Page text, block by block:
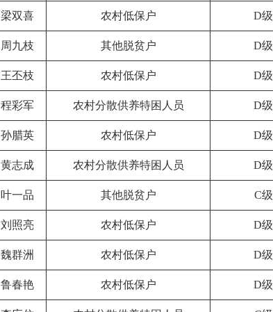
梁双喜 农村低保户 D级
周九枝 其他脱贫户 D级
王丕枝 农村低保户 D级
程彩军 农村分散供养特困人员 D级
孙腊英 农村低保户 D级
黄志成 农村分散供养特困人员 D级
叶一品 其他脱贫户 C级
刘照亮 农村低保户 D级
魏群洲 农村低保户 D级
鲁春艳 农村低保户 D级